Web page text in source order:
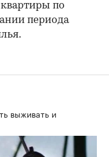
по
периода
выживать и